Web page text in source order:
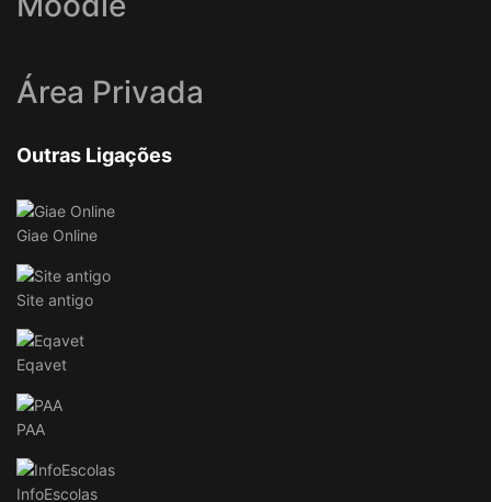
Área Privada
Outras Ligações
Giae Online
Site antigo
Eqavet
PAA
InfoEscolas